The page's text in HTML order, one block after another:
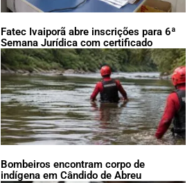
Fatec Ivaiporã abre inscrições para 6ª
Semana Jurídica com certificado
Bombeiros encontram corpo de
indígena em Cândido de Abreu